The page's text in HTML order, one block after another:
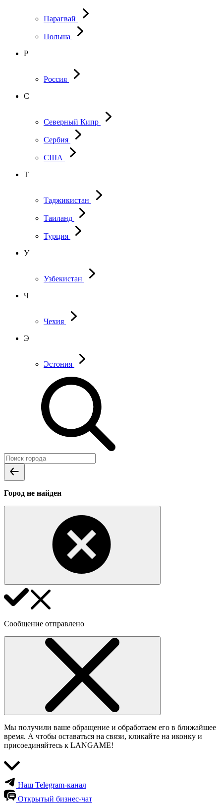
Парагвай
Польша
Р
Россия
С
Северный Кипр
Сербия
США
Т
Таджикистан
Таиланд
Турция
У
Узбекистан
Ч
Чехия
Э
Эстония
Город не найден
Сообщение отправлено
Мы получили ваше обращение и обработаем его в ближайшее
время. А чтобы оставаться на связи, кликайте на иконку и
присоединяйтесь к LANGAME!
Наш Telegram-канал
Открытый бизнес-чат